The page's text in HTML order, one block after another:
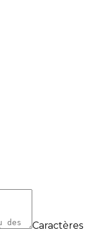
Caractères